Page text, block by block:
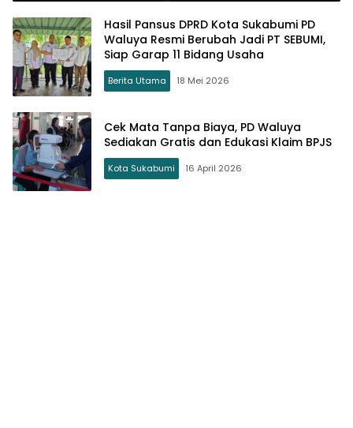
Hasil Pansus DPRD Kota Sukabumi PD
Waluya Resmi Berubah Jadi PT SEBUMI,
Siap Garap 11 Bidang Usaha
Berita Utama 18 Mei 2026
Cek Mata Tanpa Biaya, PD Waluya
Sediakan Gratis dan Edukasi Klaim BPJS
Kota Sukabumi 16 April 2026